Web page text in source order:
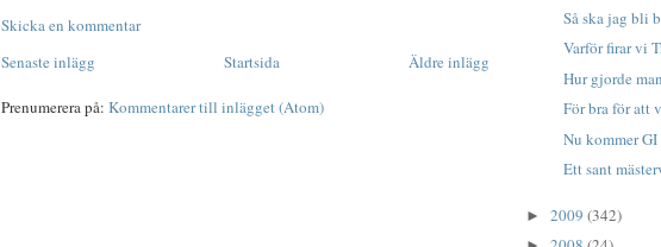
Skicka en kommentar
Senaste inlägg
Äldre inlägg
Startsida
Prenumerera på: Kommentarer till inlägget (Atom)
Så ska jag bli
Varför firar vi
Hur gjorde
För bra för att
Nu kommer
Ett sant
► 2009 (342)